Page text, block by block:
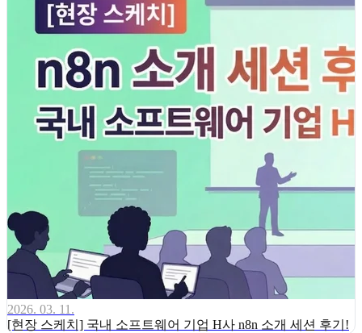
2026. 03. 11.
[현장 스케치] 국내 소프트웨어 기업 H사 n8n 소개 세션 후기!